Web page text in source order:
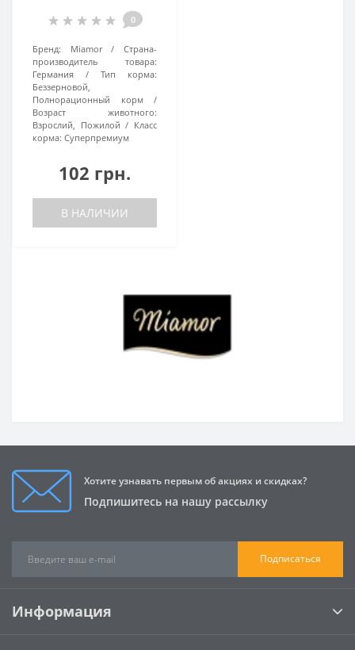
0
Бренд: Miamor
Страна-
производитель товара:
Германия
Тип корма:
Беззерновой,
Полнорационный корм
Возраст животного:
Взрослий, Пожилой
Класс
корма: Суперпремиум
102 грн.
В НАЛИЧИИ
Хотите узнавать первым об акциях и скидках?
Подпишитесь на нашу рассылку
Подписаться
Информация